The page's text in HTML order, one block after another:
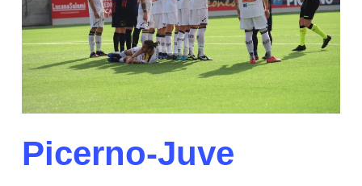
Picerno-Juve